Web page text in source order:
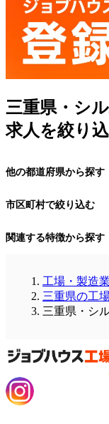
三重県・シ
求人を絞り
他の都道府県から探す
市区町村で絞り込む
関連する特徴から探す
工場・製造
三重県の工
三重県・シ